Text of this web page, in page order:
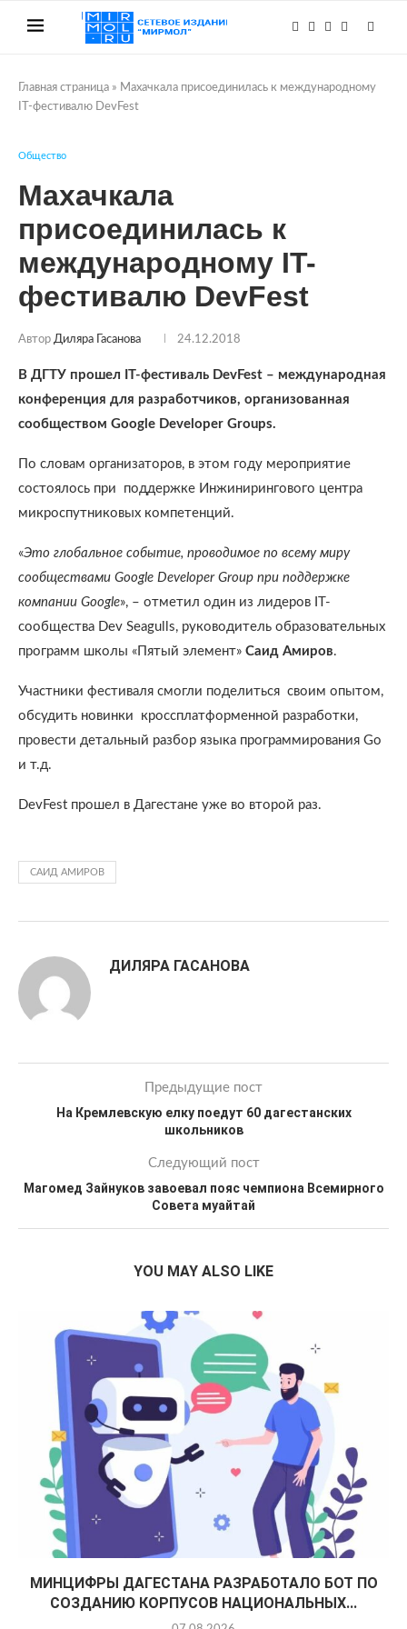
Главная страница » Махачкала присоединилась к международному
IT-фестивалю DevFest
Общество
Махачкала
присоединилась к
международному IT-
фестивалю DevFest
Автор Диляра Гасанова 24.12.2018
В ДГТУ прошел IT-фестиваль DevFest – международная
конференция для разработчиков, организованная
сообществом Google Developer Groups.
По словам организаторов, в этом году мероприятие
состоялось при поддержке Инжинирингового центра
микроспутниковых компетенций.
«Это глобальное событие, проводимое по всему миру
сообществами Google Developer Group при поддержке
компании Google», – отметил один из лидеров IT-
сообщества Dev Seagulls, руководитель образовательных
программ школы «Пятый элемент» Саид Амиров.
Участники фестиваля смогли поделиться своим опытом,
обсудить новинки кроссплатформенной разработки,
провести детальный разбор языка программирования Go
и т.д.
DevFest прошел в Дагестане уже во второй раз.
САИД АМИРОВ
ДИЛЯРА ГАСАНОВА
Предыдущие пост
На Кремлевскую елку поедут 60 дагестанских
школьников
Следующий пост
Магомед Зайнуков завоевал пояс чемпиона Всемирного
Совета муайтай
YOU MAY ALSO LIKE
МИНЦИФРЫ ДАГЕСТАНА РАЗРАБОТАЛО БОТ ПО
СОЗДАНИЮ КОРПУСОВ НАЦИОНАЛЬНЫХ...